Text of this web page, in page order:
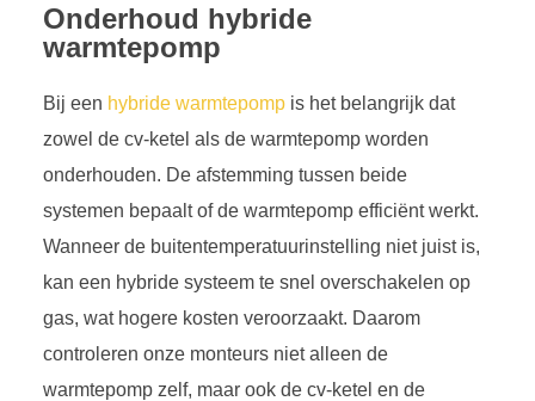
Onderhoud hybride
warmtepomp
Bij een hybride warmtepomp is het belangrijk dat
zowel de cv-ketel als de warmtepomp worden
onderhouden. De afstemming tussen beide
systemen bepaalt of de warmtepomp efficiënt werkt.
Wanneer de buitentemperatuurinstelling niet juist is,
kan een hybride systeem te snel overschakelen op
gas, wat hogere kosten veroorzaakt. Daarom
controleren onze monteurs niet alleen de
warmtepomp zelf, maar ook de cv-ketel en de